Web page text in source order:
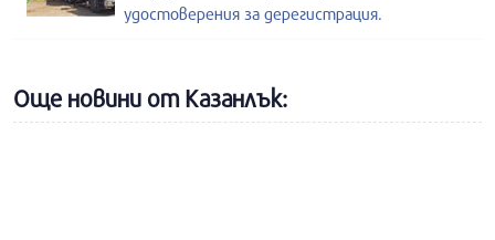
удостоверения за дерегистрация.
Още новини от Казанлък: